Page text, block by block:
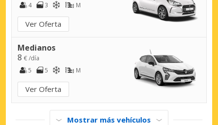
4
3 M
Ver Oferta
Medianos
8 € /día
5
5 M
Ver Oferta
Mostrar más vehículos